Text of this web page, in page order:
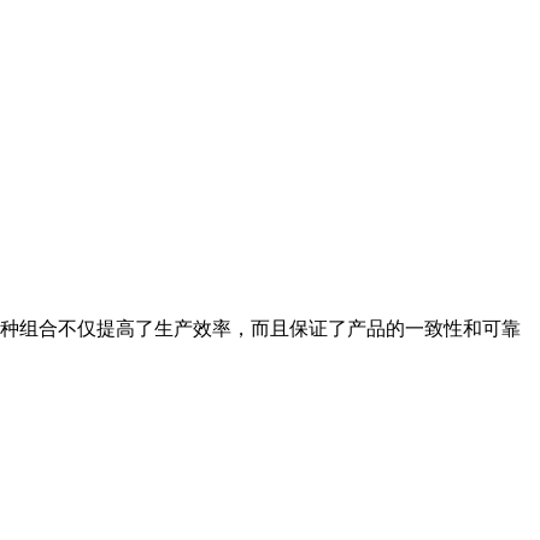
组合不仅提高了生产效率，而且保证了产品的一致性和可靠